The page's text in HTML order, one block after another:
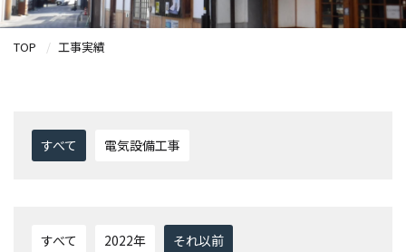
TOP 工事実績
すべて 電気設備工事
すべて 2022年 それ以前